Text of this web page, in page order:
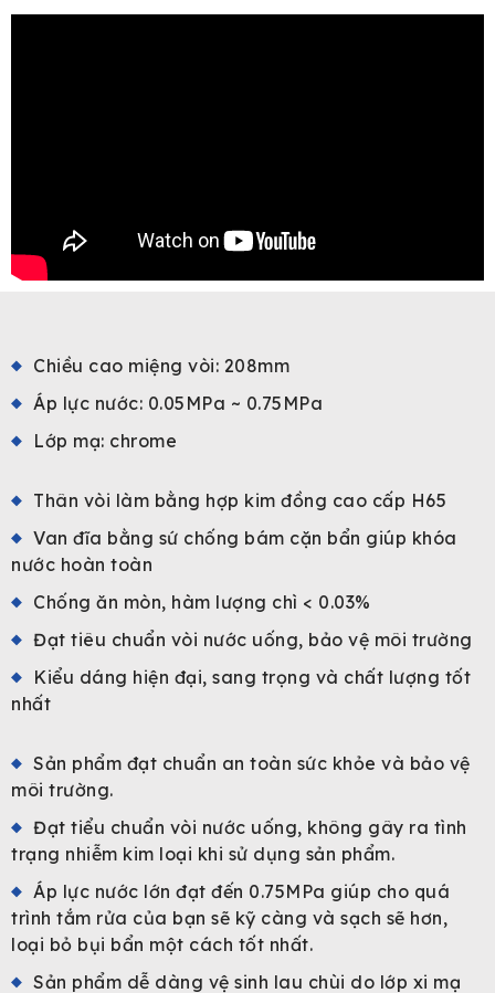
Chiều cao miệng vòi: 208mm
Áp lực nước: 0.05MPa ~ 0.75MPa
Lớp mạ: chrome
Thân vòi làm bằng hợp kim đồng cao cấp H65
Van đĩa bằng sứ chống bám cặn bẩn giúp khóa
nước hoàn toàn
Chống ăn mòn, hàm lượng chì < 0.03%
Đạt tiêu chuẩn vòi nước uống, bảo vệ môi trường
Kiểu dáng hiện đại, sang trọng và chất lượng tốt
nhất
Sản phẩm đạt chuẩn an toàn sức khỏe và bảo vệ
môi trường.
Đạt tiểu chuẩn vòi nước uống, không gây ra tình
trạng nhiễm kim loại khi sử dụng sản phẩm.
Áp lực nước lớn đạt đến 0.75MPa giúp cho quá
trình tắm rửa của bạn sẽ kỹ càng và sạch sẽ hơn,
loại bỏ bụi bẩn một cách tốt nhất.
Sản phẩm dễ dàng vệ sinh lau chùi do lớp xi mạ